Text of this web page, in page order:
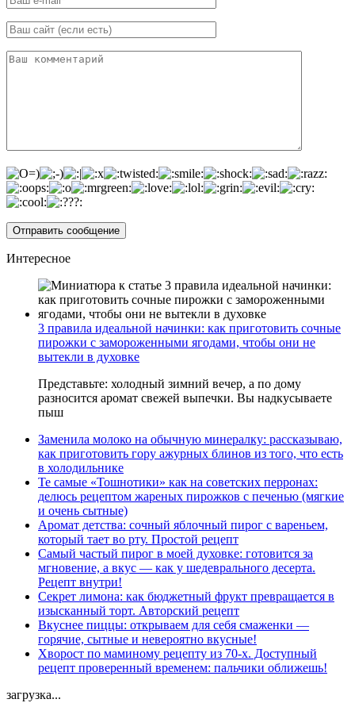
Интересное
3 правила идеальной начинки: как приготовить сочные
пирожки с замороженными ягодами, чтобы они не
вытекли в духовке
Представьте: холодный зимний вечер, а по дому
разносится аромат свежей выпечки. Вы надкусываете
пыш
Заменила молоко на обычную минералку: рассказываю,
как приготовить гору ажурных блинов из того, что есть
в холодильнике
Те самые «Тошнотики» как на советских перронах:
делюсь рецептом жареных пирожков с печенью (мягкие
и очень сытные)
Аромат детства: сочный яблочный пирог с вареньем,
который тает во рту. Простой рецепт
Самый частый пирог в моей духовке: готовится за
мгновение, а вкус — как у шедеврального десерта.
Рецепт внутри!
Секрет лимона: как бюджетный фрукт превращается в
изысканный торт. Авторский рецепт
Вкуснее пиццы: открываем для себя смаженки —
горячие, сытные и невероятно вкусные!
Хворост по маминому рецепту из 70-х. Доступный
рецепт проверенный временем: пальчики оближешь!
загрузка...